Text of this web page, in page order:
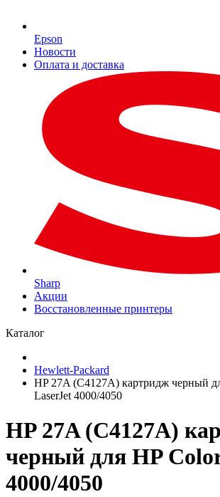
Epson
Новости
Оплата и доставка
Sharp
Акции
Восстановленные принтеры
Каталог
Hewlett-Packard
HP 27A (C4127A) картридж черный
LaserJet 4000/4050
HP 27A (C4127A)
черный для HP
4000/4050